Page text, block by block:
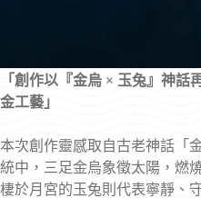
「創作以『金烏 × 玉兔』神話
金工藝」
本次創作靈感取自古老神話「
統中，三足金烏象徵太陽，燃
棲於月宮的玉兔則代表寧靜、